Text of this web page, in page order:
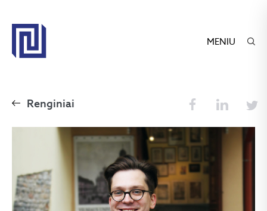
MENIU
Renginiai